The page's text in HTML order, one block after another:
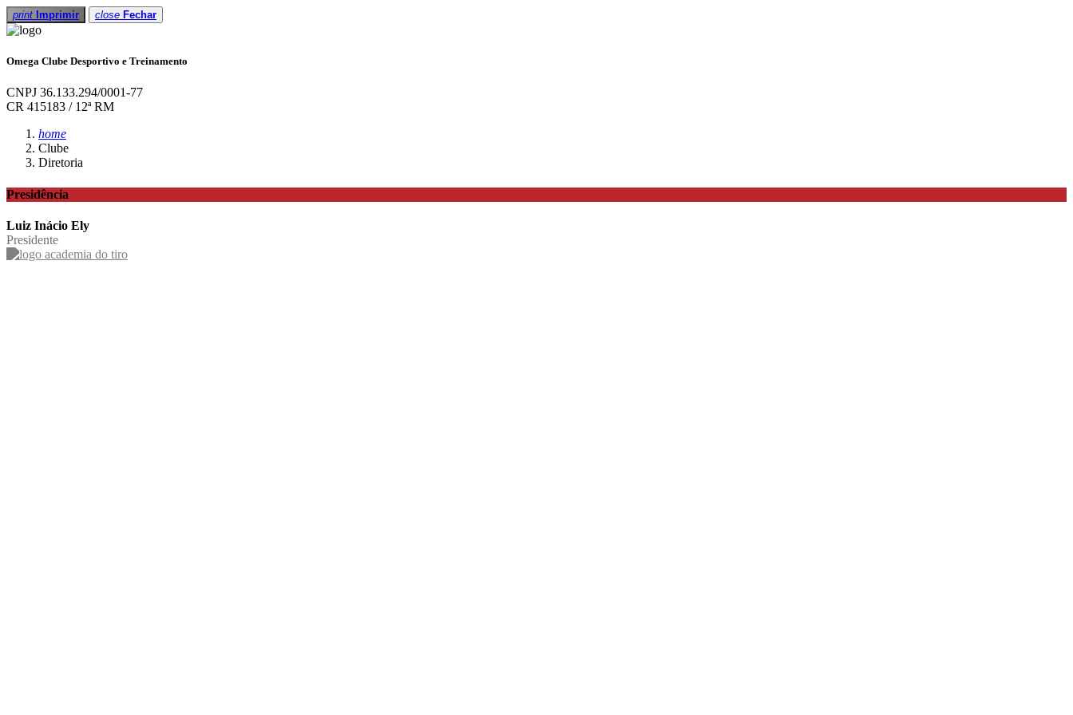
print Imprimir close Fechar
Omega Clube Desportivo e Treinamento
CNPJ 36.133.294/0001-77
CR 415183 / 12ª RM
home
Clube
Diretoria
Presidência
Luiz Inácio Ely
Presidente